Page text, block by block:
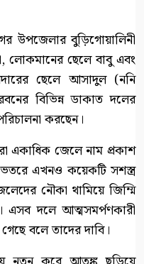
উপজেলার বুড়িগোয়ালিনী
লোকমানের ছেলে বাবু এবং
ছেলে আসাদুল (ননি
বিভিন্ন ডাকাত দলের
করছেন।
একাধিক জেলে নাম প্রকাশ
এখনও কয়েকটি সশস্ত্র
নৌকা থামিয়ে জিম্মি
দলে আত্মসমর্পণকারী
বলে তাদের দাবি।